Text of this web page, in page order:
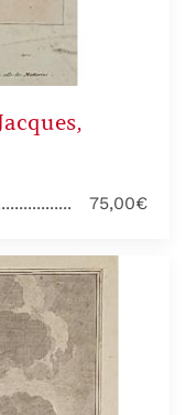
75,00€